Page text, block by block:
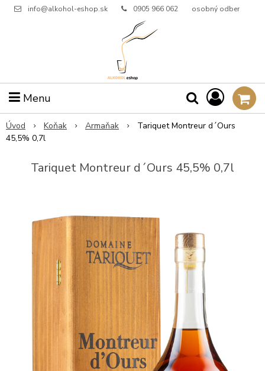
info@alkohol-eshop.sk 0905 966 062 osobný odber
Menu
Úvod Koňak Armaňak
Tariquet Montreur d´Ours
45,5% 0,7l
Tariquet Montreur d´Ours 45,5% 0,7l